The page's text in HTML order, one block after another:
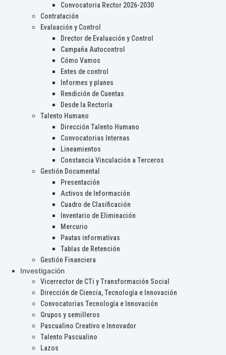
Convocatoria Rector 2026-2030
Contratación
Evaluación y Control
Drector de Evaluación y Control
Campaña Autocontrol
Cómo Vamos
Entes de control
Informes y planes
Rendición de Cuentas
Desde la Rectoría
Talento Humano
Dirección Talento Humano
Convocatorias Internas
Lineamientos
Constancia Vinculación a Terceros
Gestión Documental
Presentación
Activos de Información
Cuadro de Clasificación
Inventario de Eliminación
Mercurio
Pautas informativas
Tablas de Retención
Gestión Financiera
Investigación
Vicerrector de CTi y Transformación Social
Dirección de Ciencia, Tecnología e Innovación
Convocatorias Tecnología e Innovación
Grupos y semilleros
Pascualino Creativo e Innovador
Talento Pascualino
Lazos